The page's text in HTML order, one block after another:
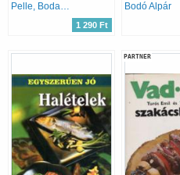
Pelle, Boda, Nagy, Máté
1 290 Ft
Bodó Alpár
PARTNER